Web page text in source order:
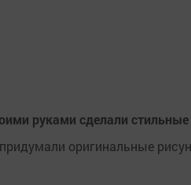
руками сделали
оригинальные